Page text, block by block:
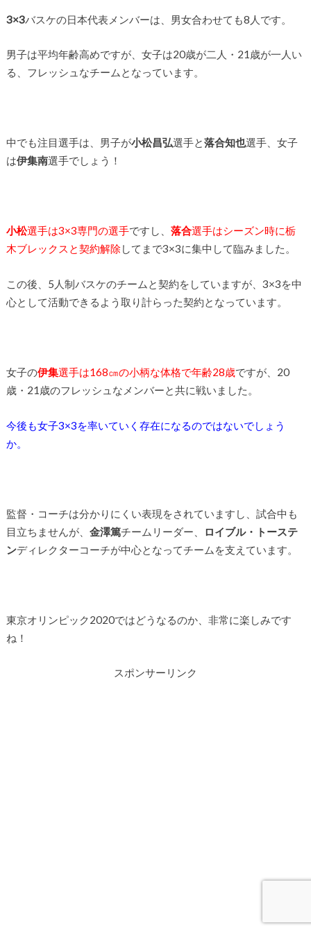
3×3バスケの日本代表メンバーは、男女合わせても8人です。
男子は平均年齢高めですが、女子は20歳が二人・21歳が一人い
る、フレッシュなチームとなっています。
中でも注目選手は、男子が小松昌弘選手と落合知也選手、女子
は伊集南選手でしょう！
小松選手は3×3専門の選手ですし、 落合選手はシーズン時に栃
木ブレックスと契約解除してまで3×3に集中して臨みました。
この後、5人制バスケのチームと契約をしていますが、3×3を中
心として活動できるよう取り計らった契約となっています。
女子の伊集選手は168㎝の小柄な体格で年齢28歳ですが、20
歳・21歳のフレッシュなメンバーと共に戦いました。
今後も女子3×3を率いていく存在になるのではないでしょう
か。
監督・コーチは分かりにくい表現をされていますし、試合中も
目立ちませんが、 金澤篤チームリーダー、
ロイブル・トーステ
ンディレクターコーチが中心となってチームを支えています。
東京オリンピック2020ではどうなるのか、非常に楽しみです
ね！
スポンサーリンク